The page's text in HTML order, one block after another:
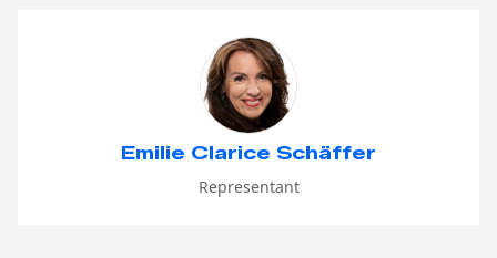
Emilie Clarice Schäffer
Representant